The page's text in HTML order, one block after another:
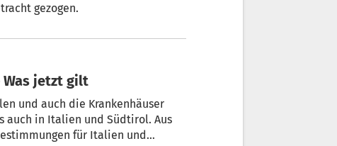
gezogen.
Was jetzt gilt
und auch die Krankenhäuser
für Italien und